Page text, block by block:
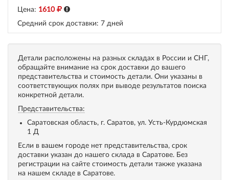
Цена: 1610
Средний срок доставки: 7 дней
Детали расположены на разных складах в России и СНГ,
обращайте внимание на срок доставки до вашего
представительства и стоимость детали. Они указаны в
соответствующих полях при выводе результатов поиска
конкретной детали.
Представительства:
Саратовская область, г. Саратов, ул. Усть-Курдюмская
1 Д
Если в вашем городе нет представительства, срок
доставки указан до нашего склада в Саратове. Без
регистрации на сайте стоимость детали также указана
на нашем складе в Саратове.